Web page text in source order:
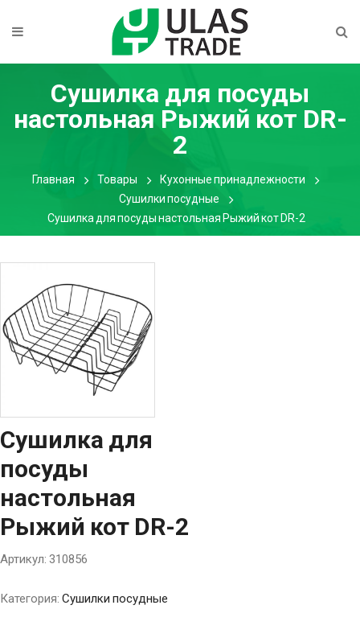
Сушилка для посуды
настольная Рыжий кот DR-
2
Главная Товары
Кухонные принадлежности
Сушилки посудные
Сушилка для посуды настольная Рыжий кот DR-2
Сушилка для
посуды
настольная
Рыжий кот DR-2
Артикул: 310856
Категория: Сушилки посудные